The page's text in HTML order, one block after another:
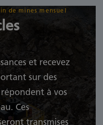
de mines mensuel
et recevez
sur des
à vos
Ces
transmises